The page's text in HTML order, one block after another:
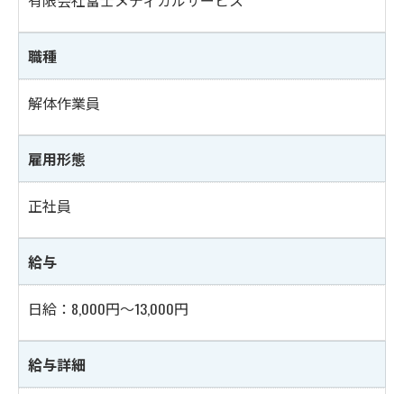
職種
解体作業員
雇用形態
正社員
給与
日給：8,000円～13,000円
給与詳細